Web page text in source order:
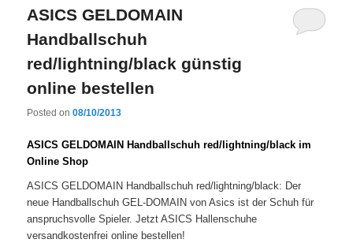
ASICS GELDOMAIN
Handballschuh
red/lightning/black günstig
online bestellen
Posted on08/10/2013
ASICS GELDOMAIN Handballschuh red/lightning/black im
Online Shop
ASICS GELDOMAIN Handballschuh red/lightning/black: Der
neue Handballschuh GEL-DOMAIN von Asics ist der Schuh für
anspruchsvolle Spieler. Jetzt ASICS Hallenschuhe
versandkostenfrei online bestellen!